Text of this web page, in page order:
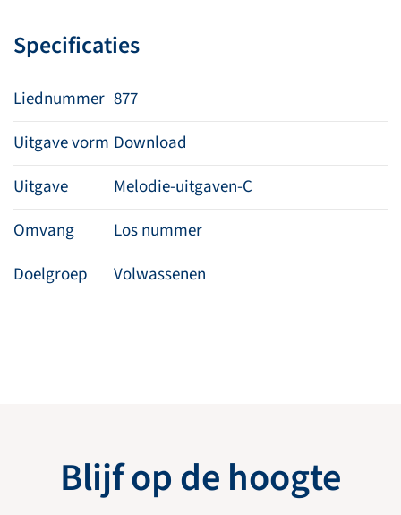
Specificaties
Liednummer 877
Uitgave vorm Download
Uitgave
Melodie-uitgaven-C
Omvang
Los nummer
Doelgroep
Volwassenen
Blijf op de hoogte